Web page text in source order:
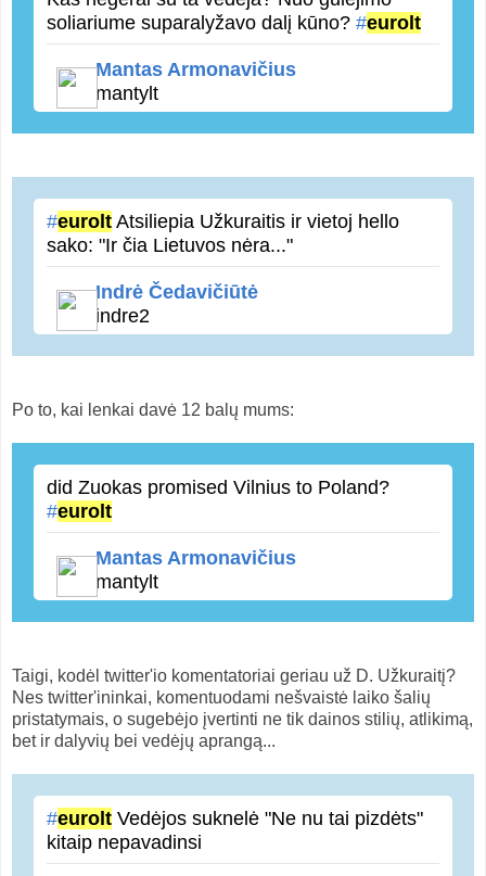
soliariume suparalyžavo dalį kūno? #eurolt
Mantas Armonavičius
mantylt
#eurolt Atsiliepia Užkuraitis ir vietoj hello
sako: "Ir čia Lietuvos nėra..."
Indrė Čedavičiūtė
indre2
Po to, kai lenkai davė 12 balų mums:
did Zuokas promised Vilnius to Poland?
#eurolt
Mantas Armonavičius
mantylt
Taigi, kodėl twitter'io komentatoriai geriau už D. Užkuraitį?
Nes twitter'ininkai, komentuodami nešvaistė laiko šalių
pristatymais, o sugebėjo įvertinti ne tik dainos stilių, atlikimą,
bet ir dalyvių bei vedėjų aprangą...
#eurolt Vedėjos suknelė "Ne nu tai pizdėts"
kitaip nepavadinsi